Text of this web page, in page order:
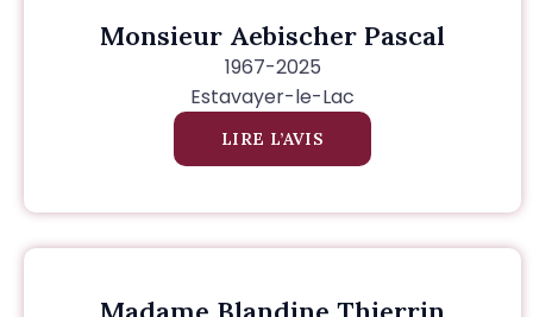
Monsieur Aebischer Pascal
1967-2025
Estavayer-le-Lac
LIRE L’AVIS